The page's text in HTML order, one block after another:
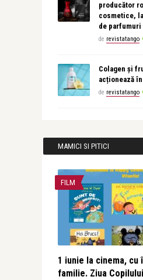
producător
cosmetice,
de
de revistatango
Colagen și
acționează
de revistatango
MAMICI SI PITICI
FILM
1 iunie la cinema, cu
familie. Ziua